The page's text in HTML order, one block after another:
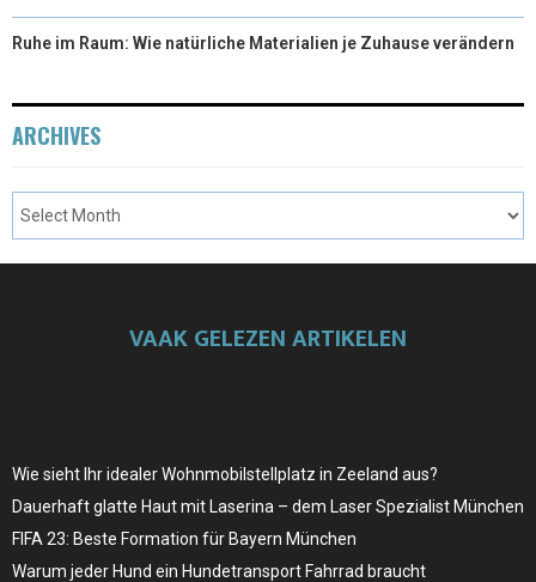
Ruhe im Raum: Wie natürliche Materialien je Zuhause verändern
ARCHIVES
VAAK GELEZEN ARTIKELEN
Wie sieht Ihr idealer Wohnmobilstellplatz in Zeeland aus?
Dauerhaft glatte Haut mit Laserina – dem Laser Spezialist München
FIFA 23: Beste Formation für Bayern München
Warum jeder Hund ein Hundetransport Fahrrad braucht